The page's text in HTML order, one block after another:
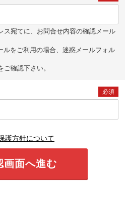
宛てに、お問合せ内容の確認メール
をご利用の場合、迷惑メールフォル
確認下さい。
必須
護方針について
画面へ進む